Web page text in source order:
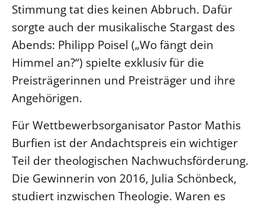
Stimmung tat dies keinen Abbruch. Dafür
sorgte auch der musikalische Stargast des
Abends: Philipp Poisel („Wo fängt dein
Himmel an?“) spielte exklusiv für die
Preisträgerinnen und Preisträger und ihre
Angehörigen.
Für Wettbewerbsorganisator Pastor Mathis
Burfien ist der Andachtspreis ein wichtiger
Teil der theologischen Nachwuchsförderung.
Die Gewinnerin von 2016, Julia Schönbeck,
studiert inzwischen Theologie. Waren es
Finanzplanung
Fundraising
IT-Service
Corporate Design
Interventionsplan
Jahresgespräche
Kantine Speiseplan
Kirchliches Amtsblatt
Kirchliche Verwaltung
Klimaschutzgesetz
Kunstreferat